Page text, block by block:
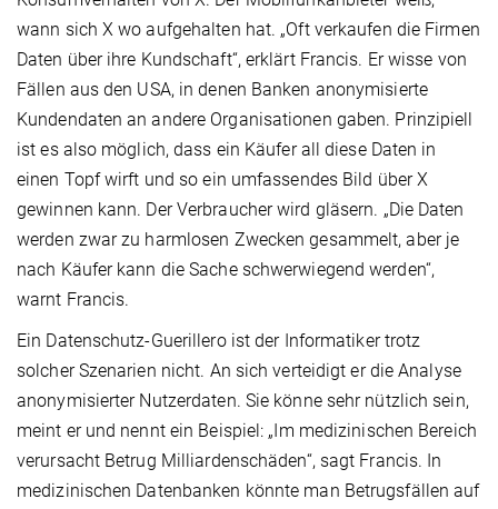
wann sich X wo aufgehalten hat. „Oft verkaufen die Firmen
Daten über ihre Kundschaft“, erklärt Francis. Er wisse von
Fällen aus den USA, in denen Banken anonymisierte
Kundendaten an andere Organisationen gaben. Prinzipiell
ist es also möglich, dass ein Käufer all diese Daten in
einen Topf wirft und so ein umfassendes Bild über X
gewinnen kann. Der Verbraucher wird gläsern. „Die Daten
werden zwar zu harmlosen Zwecken gesammelt, aber je
nach Käufer kann die Sache schwerwiegend werden“,
warnt Francis.
Ein Datenschutz-Guerillero ist der Informatiker trotz
solcher Szenarien nicht. An sich verteidigt er die Analyse
anonymisierter Nutzerdaten. Sie könne sehr nützlich sein,
meint er und nennt ein Beispiel: „Im medizinischen Bereich
verursacht Betrug Milliardenschäden“, sagt Francis. In
medizinischen Datenbanken könnte man Betrugsfällen auf